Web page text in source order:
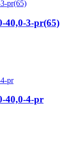
40,0-3-pr(65)
40,0-4-pr